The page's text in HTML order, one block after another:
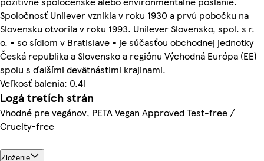
Spoločnosť Unilever vznikla v roku 1930 a prvú pobočku na
Slovensku otvorila v roku 1993. Unilever Slovensko, spol. s r.
o. - so sídlom v Bratislave - je súčasťou obchodnej jednotky
Česká republika a Slovensko a regiónu Východná Európa (EE)
spolu s ďalšími devätnástimi krajinami.
Veľkosť balenia: 0.4l
Logá tretích strán
Vhodné pre vegánov, PETA Vegan Approved Test-free /
Cruelty-free
Zloženie